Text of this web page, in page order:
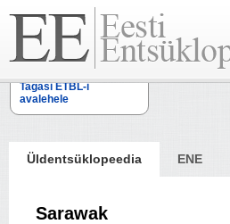
Tagasi ETBL-i
avalehele
Üldentsüklopeedia ENE
Sarawak